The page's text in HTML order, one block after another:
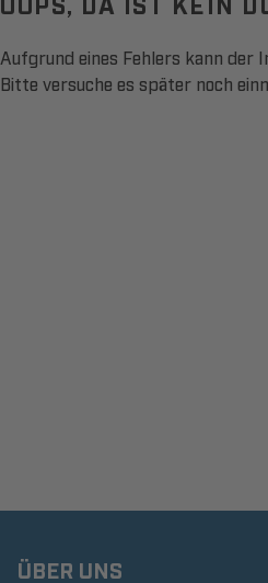
Aufgrund eines Fehlers kann der
Bitte versuche es später noch
ÜBER UNS